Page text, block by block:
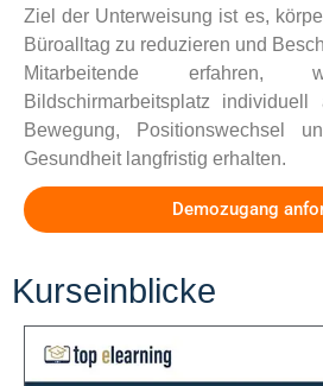
Ziel der Unterweisung ist es,
Büroalltag zu reduzieren und
Mitarbeitende
Bildschirmarbeitsplatz
Bewegung, Positionswechsel
Gesundheit langfristig erhalten.
Demozugang
Kurseinblicke